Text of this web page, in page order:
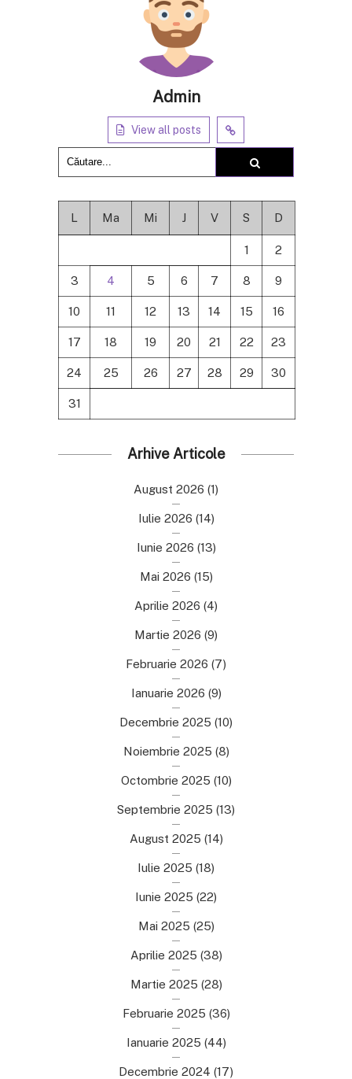
Admin
View all posts
L Ma Mi J V S D
1 2
3 4 5 6 7 8 9
10 11 12 13 14 15 16
17 18 19 20 21 22 23
24 25 26 27 28 29 30
31
Arhive Articole
August 2026 (1)
Iulie 2026 (14)
Iunie 2026 (13)
Mai 2026 (15)
Aprilie 2026 (4)
Martie 2026 (9)
Februarie 2026 (7)
Ianuarie 2026 (9)
Decembrie 2025 (10)
Noiembrie 2025 (8)
Octombrie 2025 (10)
Septembrie 2025 (13)
August 2025 (14)
Iulie 2025 (18)
Iunie 2025 (22)
Mai 2025 (25)
Aprilie 2025 (38)
Martie 2025 (28)
Februarie 2025 (36)
Ianuarie 2025 (44)
Decembrie 2024 (17)